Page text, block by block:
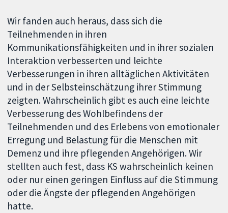
Wir fanden auch heraus, dass sich die
Teilnehmenden in ihren
Kommunikationsfähigkeiten und in ihrer sozialen
Interaktion verbesserten und leichte
Verbesserungen in ihren alltäglichen Aktivitäten
und in der Selbsteinschätzung ihrer Stimmung
zeigten. Wahrscheinlich gibt es auch eine leichte
Verbesserung des Wohlbefindens der
Teilnehmenden und des Erlebens von emotionaler
Erregung und Belastung für die Menschen mit
Demenz und ihre pflegenden Angehörigen. Wir
stellten auch fest, dass KS wahrscheinlich keinen
oder nur einen geringen Einfluss auf die Stimmung
oder die Ängste der pflegenden Angehörigen
hatte.